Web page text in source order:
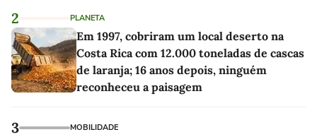
2 PLANETA
Em 1997, cobriram um local deserto na
Costa Rica com 12.000 toneladas de cascas
de laranja; 16 anos depois, ninguém
reconheceu a paisagem
3 MOBILIDADE